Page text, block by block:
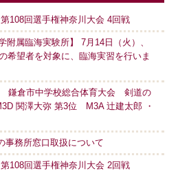
108回選手権神奈川大会 4回戦
附属臨海実験所】 7月14日（火）、
希望者を対象に、臨海実習を行いま
鎌倉市中学校総合体育大会 剣道の
関澤大弥 第3位 M3A 辻建太郎 ・
事務所窓口取扱について
108回選手権神奈川大会 2回戦